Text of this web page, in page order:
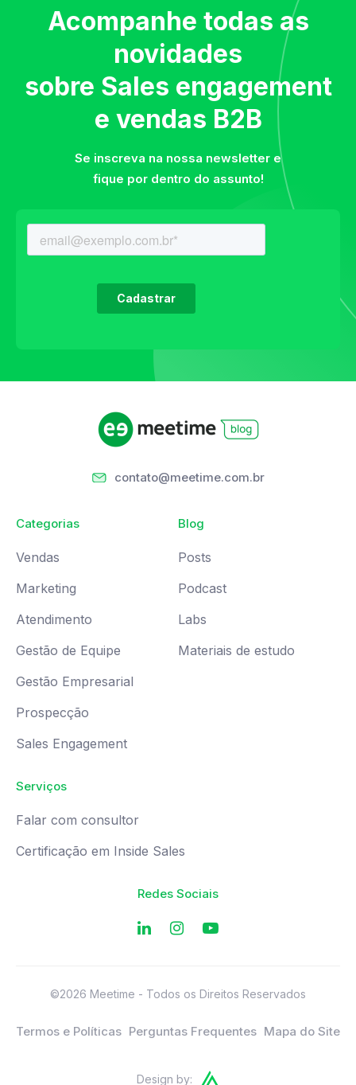
Acompanhe todas as
novidades
sobre Sales engagement
e vendas B2B
Se inscreva na nossa newsletter e
fique por dentro do assunto!
contato@meetime.com.br
Categorias
Vendas
Marketing
Atendimento
Gestão de Equipe
Gestão Empresarial
Prospecção
Sales Engagement
Blog
Posts
Podcast
Labs
Materiais de estudo
Serviços
Falar com consultor
Certificação em Inside Sales
Redes Sociais
©2026 Meetime - Todos os Direitos Reservados
Termos e Políticas Perguntas Frequentes Mapa do Site
Design by: